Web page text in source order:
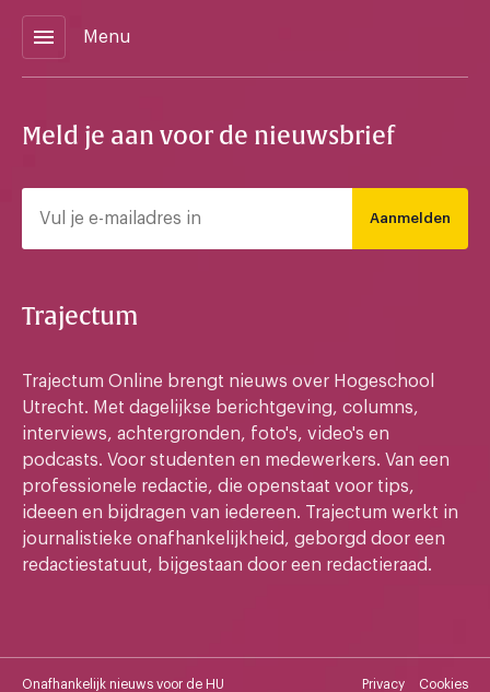
menu Menu
Meld je aan voor de nieuwsbrief
Aanmelden
Trajectum
Trajectum Online brengt nieuws over Hogeschool
Utrecht. Met dagelijkse berichtgeving, columns,
interviews, achtergronden, foto's, video's en
podcasts. Voor studenten en medewerkers. Van een
professionele redactie, die openstaat voor tips,
ideeen en bijdragen van iedereen. Trajectum werkt in
journalistieke onafhankelijkheid, geborgd door een
redactiestatuut, bijgestaan door een redactieraad.
Onafhankelijk nieuws voor de HU Privacy Cookies